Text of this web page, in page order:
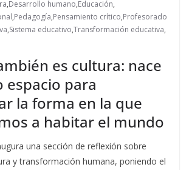
,Desarrollo humano,Educación,
,Pedagogía,Pensamiento crítico,Profesorado
,Sistema educativo,Transformación educativa,
es cultura: nace
espacio para
la forma en la que
a habitar el mundo
una sección de reflexión sobre
y transformación humana, poniendo el